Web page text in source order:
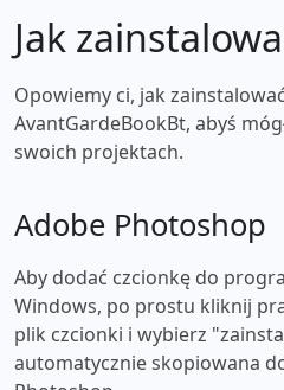
Jak
Opowiemy ci, jak
AvantGardeBookBt, abyś
swoich projektach.
Adobe Photoshop
Aby dodać czcionkę do
Windows, po prostu kliknij
plik czcionki i wybierz
automatycznie skopiowana